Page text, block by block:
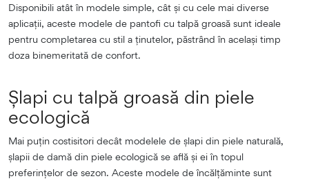
Disponibili atât în modele simple, cât și cu cele mai diverse
aplicații, aceste modele de pantofi cu talpă groasă sunt ideale
pentru completarea cu stil a ținutelor, păstrând în același timp
doza binemeritată de confort.
Șlapi cu talpă groasă din piele
ecologică
Mai puțin costisitori decât modelele de șlapi din piele naturală,
șlapii de damă din piele ecologică se află și ei în topul
preferințelor de sezon. Aceste modele de încălțăminte sunt